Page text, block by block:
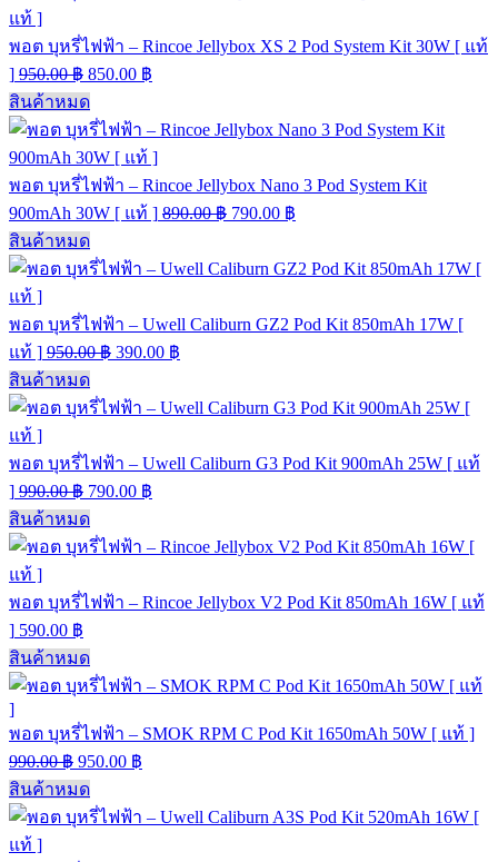
พอต บุหรี่ไฟฟ้า – Rincoe Jellybox XS 2 Pod System Kit 30W [ แท้
] 950.00฿ 850.00 ฿
สินค้าหมด
พอต บุหรี่ไฟฟ้า – Rincoe Jellybox Nano 3 Pod System Kit
900mAh 30W [ แท้ ] 890.00฿ 790.00 ฿
สินค้าหมด
พอต บุหรี่ไฟฟ้า – Uwell Caliburn GZ2 Pod Kit 850mAh 17W [
แท้ ] 950.00฿ 390.00 ฿
สินค้าหมด
พอต บุหรี่ไฟฟ้า – Uwell Caliburn G3 Pod Kit 900mAh 25W [ แท้
] 990.00฿ 790.00 ฿
สินค้าหมด
พอต บุหรี่ไฟฟ้า – Rincoe Jellybox V2 Pod Kit 850mAh 16W [ แท้
] 590.00 ฿
สินค้าหมด
พอต บุหรี่ไฟฟ้า – SMOK RPM C Pod Kit 1650mAh 50W [ แท้ ]
990.00฿ 950.00 ฿
สินค้าหมด